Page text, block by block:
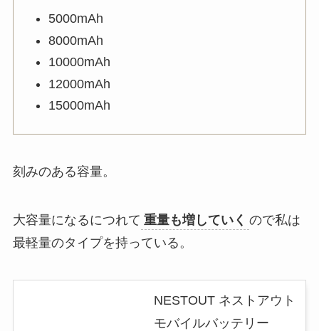
5000mAh
8000mAh
10000mAh
12000mAh
15000mAh
刻みのある容量。
大容量になるにつれて 重量も増していく ので私は
最軽量のタイプを持っている。
NESTOUT ネストアウト
モバイルバッテリー